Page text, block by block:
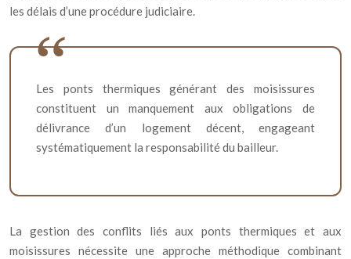
les délais d’une procédure judiciaire.
Les ponts thermiques générant des moisissures
constituent un manquement aux obligations de
délivrance d’un logement décent, engageant
systématiquement la responsabilité du bailleur.
La gestion des conflits liés aux ponts thermiques et aux
moisissures nécessite une approche méthodique combinant